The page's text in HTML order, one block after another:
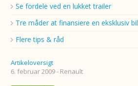
Se fordele ved en lukket trailer
Tre måder at finansiere en eksklusiv bil
Flere tips & råd
Artikeloversigt
6. februar 2009 - Renault